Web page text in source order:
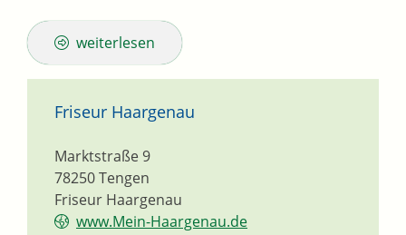
weiterlesen
Friseur Haargenau
Friseur Haargenau
Marktstraße 9
78250Tengen
www.Mein-Haargenau.de